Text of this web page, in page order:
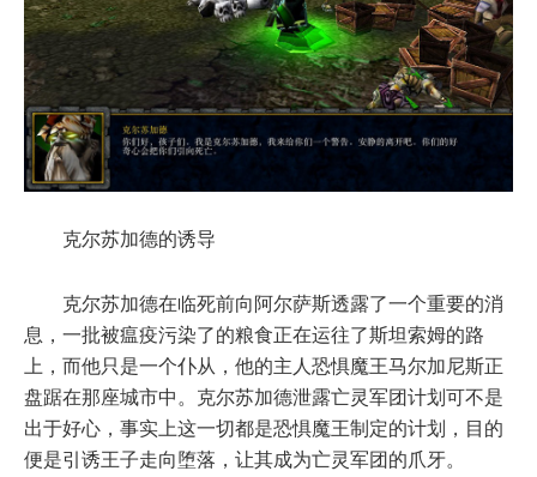
克尔苏加德的诱导
克尔苏加德在临死前向阿尔萨斯透露了一个重要的消
息，一批被瘟疫污染了的粮食正在运往了斯坦索姆的路
上，而他只是一个仆从，他的主人恐惧魔王马尔加尼斯正
盘踞在那座城市中。克尔苏加德泄露亡灵军团计划可不是
出于好心，事实上这一切都是恐惧魔王制定的计划，目的
便是引诱王子走向堕落，让其成为亡灵军团的爪牙。